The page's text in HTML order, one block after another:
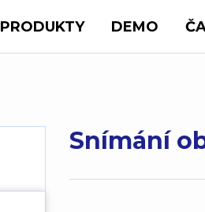
PRODUKTY DEMO
Snímání